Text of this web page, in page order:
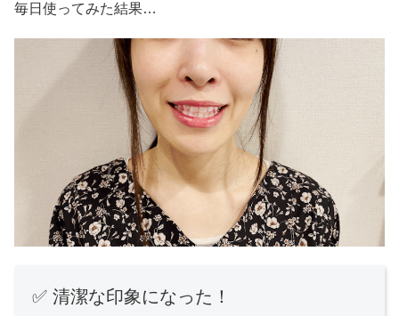
毎日使ってみた結果…
✅ 清潔な印象になった！